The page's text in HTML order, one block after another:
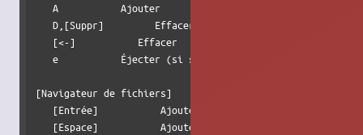
A
[<-]
e
[Entrée]           Ajouter
[Espace]           Ajouter